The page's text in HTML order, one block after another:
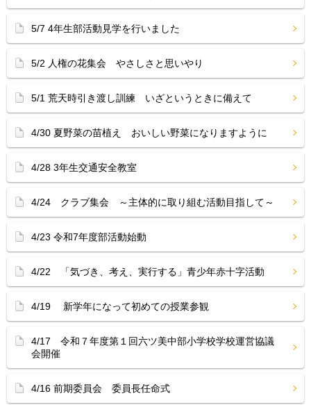
5/7 4年生部活動見学を行いました
5/2 人権の花集会 やさしさと思いやり
5/1 荒天時引き渡し訓練 いざというときに備えて
4/30 夏野菜の苗植え おいしい野菜になりますように
4/28 3年生交通安全教室
4/24 クラブ集会 ～主体的に取り組む活動目指して～
4/23 令和7年度部活動始動
4/22 「気づき、考え、実行する」青少年赤十字活動
4/19 新学年になって初めての授業参観
4/17 令和７年度第１回六ツ美中部小学校学校運営協議
会開催
4/16 前期委員会 委員長任命式